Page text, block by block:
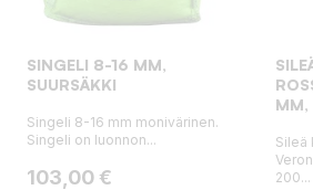
SINGELI 8-16 MM,
SUURSÄKKI
Singeli 8-16 mm monivärinen.
Singeli on luonnon...
Hinta
103,00 €
MM,
Sileä
200...